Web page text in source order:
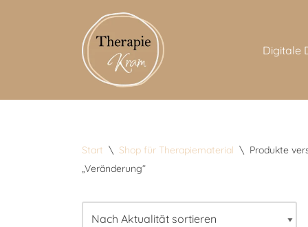
Digitale
Start \ Shop für Therapiematerial \ Produkte
„Veränderung“